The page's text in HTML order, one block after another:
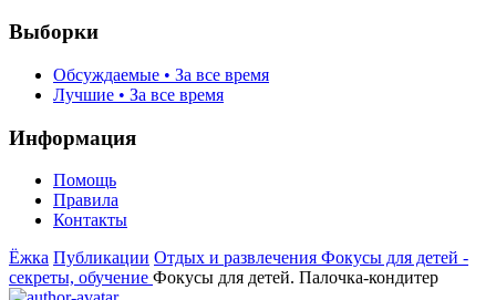
Выборки
Обсуждаемые • За все время
Лучшие • За все время
Информация
Помощь
Правила
Контакты
Ёжка Публикации Отдых и развлечения Фокусы для детей -
секреты, обучение Фокусы для детей. Палочка-кондитер